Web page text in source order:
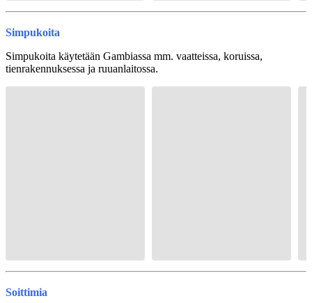
Simpukoita
Simpukoita käytetään Gambiassa mm. vaatteissa, koruissa,
tienrakennuksessa ja ruuanlaitossa.
Soittimia